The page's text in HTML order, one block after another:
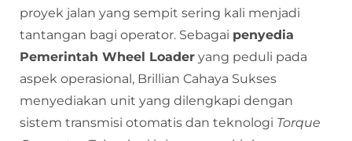
proyek jalan yang sempit sering kali menjadi
tantangan bagi operator. Sebagai penyedia
Pemerintah Wheel Loader yang peduli pada
aspek operasional, Brillian Cahaya Sukses
menyediakan unit yang dilengkapi dengan
sistem transmisi otomatis dan teknologi Torque